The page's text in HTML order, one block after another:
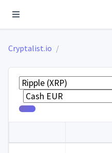
Cryptalist.io